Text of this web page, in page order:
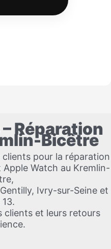
Réparation
Bicêtre
pour la réparation
Apple Watch au Kremlin-
Ivry-sur-Seine et
13.
clients et leurs retours